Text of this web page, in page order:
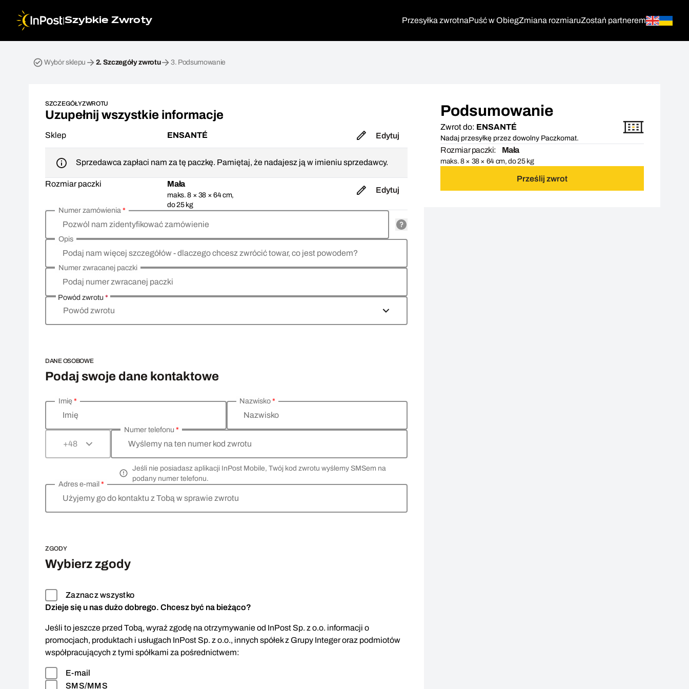
|Szybkie Zwroty Przesyłka zwrotnaPuść w ObiegZmiana rozmiaruZostań partnerem
Wybór sklepu 2. Szczegóły zwrotu 3. Podsumowanie
SZCZEGÓŁY ZWROTU
Uzupełnij wszystkie informacje
Sklep ENSANTÉ Edytuj
Sprzedawca zapłaci nam za tę paczkę. Pamiętaj, że nadajesz ją w imieniu sprzedawcy.
Rozmiar paczki Mała
maks. 8 × 38 × 64 cm,
do 25 kg
Edytuj
Pozwól nam zidentyfikować zamówienie
Numer zamówienia*
Podaj nam więcej szczegółów - dlaczego chcesz zwrócić towar, co jest powodem?
Opis
Podaj numer zwracanej paczki
Numer zwracanej paczki
Powód zwrotu*
Powód zwrotu
DANE OSOBOWE
Podaj swoje dane kontaktowe
Wprowadź swoje dane osobowe
Imię
Imię*
Nazwisko
Nazwisko*
+48 Wyślemy na ten numer kod zwrotu
Numer telefonu *
Jeśli nie posiadasz aplikacji InPost Mobile, Twój kod zwrotu wyślemy SMSem na
podany numer telefonu.
Użyjemy go do kontaktu z Tobą w sprawie zwrotu
Adres e-mail *
ZGODY
Wybierz zgody
Zaznacz wszystko
Dzieje się u nas dużo dobrego. Chcesz być na bieżąco?
Jeśli to jeszcze przed Tobą, wyraź zgodę na otrzymywanie od InPost Sp. z o.o. informacji o
promocjach, produktach i usługach InPost Sp. z o.o., innych spółek z Grupy Integer oraz podmiotów
współpracujących z tymi spółkami za pośrednictwem:
E-mail
SMS/MMS
Podsumowanie
Zwrot do: ENSANTÉ
Nadaj przesyłkę przez dowolny Paczkomat.
Rozmiar paczki: Mała
maks. 8 × 38 × 64 cm, do 25 kg
Prześlij zwrot